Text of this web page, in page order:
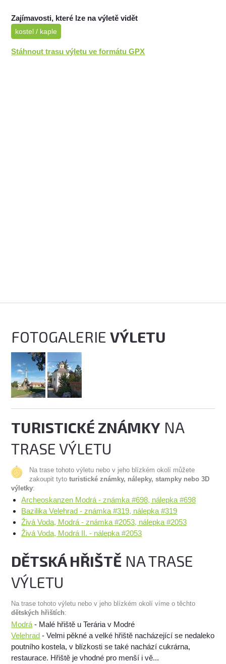
Zajímavosti, které lze na výletě vidět
kostel / kaple
Stáhnout trasu výletu ve formátu GPX
FOTOGALERIEVÝLETU
TURISTICKÉ ZNÁMKY NA
TRASE VÝLETU
Na trase tohoto výletu nebo v jeho blízkém okolí můžete
zakoupit tytoturistické známky, nálepky, stampky nebo 3D
výletky:
Archeoskanzen Modrá - známka #698, nálepka #698
Bazilika Velehrad - známka #319, nálepka #319
Živá Voda, Modrá - známka #2053, nálepka #2053
Živá Voda, Modrá II. - nálepka #2053
DĚTSKÁ HŘIŠTĚ NA TRASE
VÝLETU
Na trase tohoto výletu nebo v jeho blízkém okolí víme o těchto
dětských hřištích:
Modrá - Malé hřiště u Terária v Modré
Velehrad - Velmi pěkné a velké hřiště nacházející se nedaleko
poutního kostela, v blízkosti se také nachází cukrárna,
restaurace. Hřiště je vhodné pro menší i vě...